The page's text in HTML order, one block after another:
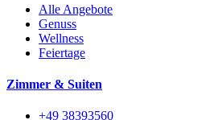
Alle Angebote
Genuss
Wellness
Feiertage
Zimmer & Suiten
+49 38393560